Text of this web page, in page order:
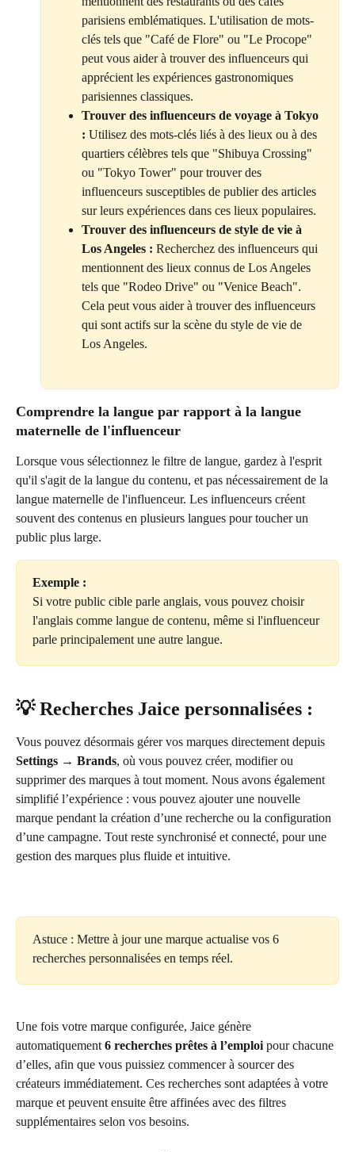
parisiens emblématiques. L'utilisation de mots-
clés tels que "Café de Flore" ou "Le Procope"
peut vous aider à trouver des influenceurs qui
apprécient les expériences gastronomiques
parisiennes classiques.
Trouver des influenceurs de voyage à Tokyo
: Utilisez des mots-clés liés à des lieux ou à des
quartiers célèbres tels que "Shibuya Crossing"
ou "Tokyo Tower" pour trouver des
influenceurs susceptibles de publier des articles
sur leurs expériences dans ces lieux populaires.
Trouver des influenceurs de style de vie à
Los Angeles : Recherchez des influenceurs qui
mentionnent des lieux connus de Los Angeles
tels que "Rodeo Drive" ou "Venice Beach".
Cela peut vous aider à trouver des influenceurs
qui sont actifs sur la scène du style de vie de
Los Angeles.
Comprendre la langue par rapport à la langue
maternelle de l'influenceur
Lorsque vous sélectionnez le filtre de langue, gardez à l'esprit
qu'il s'agit de la langue du contenu, et pas nécessairement de la
langue maternelle de l'influenceur. Les influenceurs créent
souvent des contenus en plusieurs langues pour toucher un
public plus large.
Exemple :
Si votre public cible parle anglais, vous pouvez choisir
l'anglais comme langue de contenu, même si l'influenceur
parle principalement une autre langue.
💡 Recherches Jaice personnalisées :
Vous pouvez désormais gérer vos marques directement depuis
Settings → Brands, où vous pouvez créer, modifier ou
supprimer des marques à tout moment. Nous avons également
simplifié l’expérience : vous pouvez ajouter une nouvelle
marque pendant la création d’une recherche ou la configuration
d’une campagne. Tout reste synchronisé et connecté, pour une
gestion des marques plus fluide et intuitive.
Astuce : Mettre à jour une marque actualise vos 6
recherches personnalisées en temps réel.
Une fois votre marque configurée, Jaice génère
automatiquement 6 recherches prêtes à l’emploi pour chacune
d’elles, afin que vous puissiez commencer à sourcer des
créateurs immédiatement. Ces recherches sont adaptées à votre
marque et peuvent ensuite être affinées avec des filtres
supplémentaires selon vos besoins.